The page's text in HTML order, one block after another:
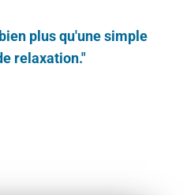
plus qu'une simple
relaxation."